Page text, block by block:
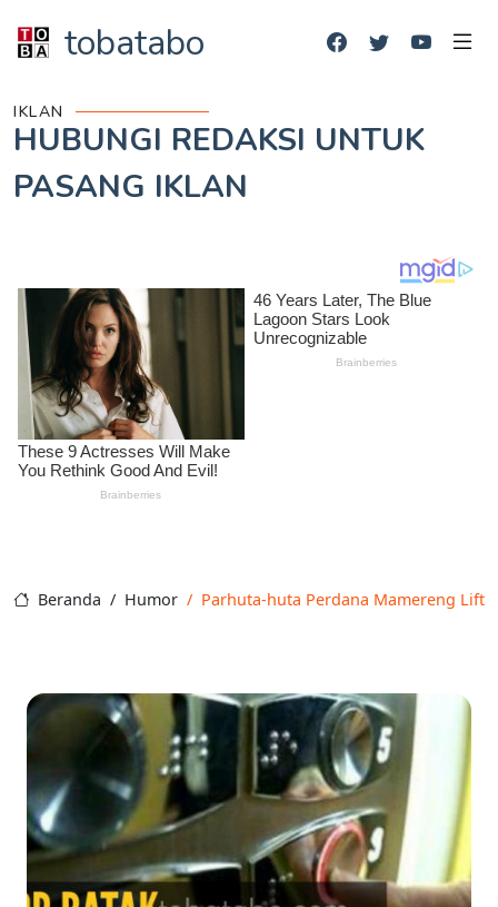
tobatabo
IKLAN
HUBUNGI REDAKSI UNTUK
PASANG IKLAN
Beranda Humor Parhuta-huta Perdana Mamereng Lift